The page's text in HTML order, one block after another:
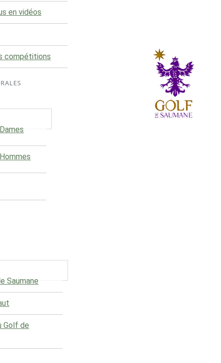
en vidéos
compétitions
Saumane
Golf de